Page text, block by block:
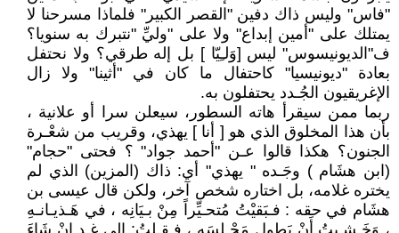
"فاس" وليس ذاك دفين "القصر الكبير" فلماذا مسرحنا لا
يمتلك على "أمين إبداع" ولا على "وليِّ "نتبرك به سنويا؟
ف"الديونيسوس" ليس [وَلـِيّا ] بل إله طرقي؟ ولا نحتفل
بعادة "ديونيسيا" كاحتفال ما كان في "أثينا" ولا زال
الإغريقيون الجُـدد يحتفلون به.
ربما ممن سيقرأ هاته السطور، سيعلن سرا أو علانية ،
بأن هذا المخلوق الذي هو [ أنا ] يهذي، وقريب من شعْـرة
الجنون؟ هكذا قالوا عـن "أحمد جواد" ؟ فحتى "حجام"
(ابن هشَام ) وجَـده " يهذي" أي: ذاك (المزين) الذي لم
يختره غلامه، بل اختاره شخص آخر، ولكن قال عيسى بن
هشَام في حقه : فـبَقيْتُ مُتحـيِّراً مِنْ بـيَانِه ، في هَـذيـانـهِ